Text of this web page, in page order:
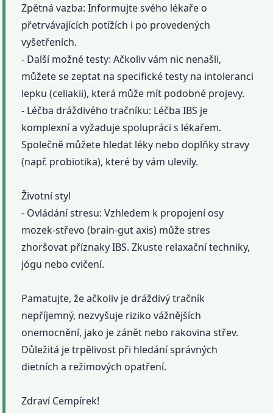
Zpětná vazba: Informujte svého lékaře o
přetrvávajících potížích i po provedených
vyšetřeních.
- Další možné testy: Ačkoliv vám nic nenašli,
můžete se zeptat na specifické testy na intoleranci
lepku (celiakii), která může mít podobné projevy.
- Léčba dráždivého tračníku: Léčba IBS je
komplexní a vyžaduje spolupráci s lékařem.
Společně můžete hledat léky nebo doplňky stravy
(např. probiotika), které by vám ulevily.
Životní styl
- Ovládání stresu: Vzhledem k propojení osy
mozek-střevo (brain-gut axis) může stres
zhoršovat příznaky IBS. Zkuste relaxační techniky,
jógu nebo cvičení.
Pamatujte, že ačkoliv je dráždivý tračník
nepříjemný, nezvyšuje riziko vážnějších
onemocnění, jako je zánět nebo rakovina střev.
Důležitá je trpělivost při hledání správných
dietních a režimových opatření.
Zdraví Cempírek!